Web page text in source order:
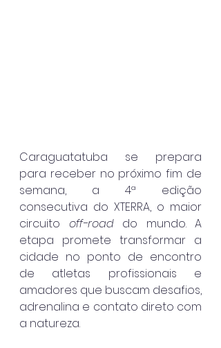
Caraguatatuba se prepara
para receber no próximo fim de
semana, a 4ª edição
consecutiva do XTERRA, o maior
circuito off-road do mundo. A
etapa promete transformar a
cidade no ponto de encontro
de atletas profissionais e
amadores que buscam desafios,
adrenalina e contato direto com
a natureza.